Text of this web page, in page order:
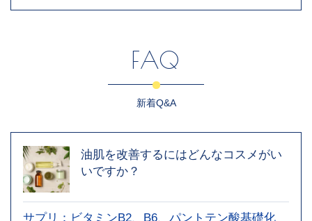
FAQ
新着Q&A
油肌を改善するにはどんなコスメがい
いですか？
サプリ：ビタミンB2、B6、パントテン酸基礎化